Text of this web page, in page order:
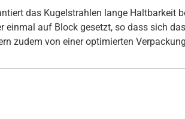
das Kugelstrahlen lange
einmal auf Block gesetzt, so dass sich
zudem von einer optimierten